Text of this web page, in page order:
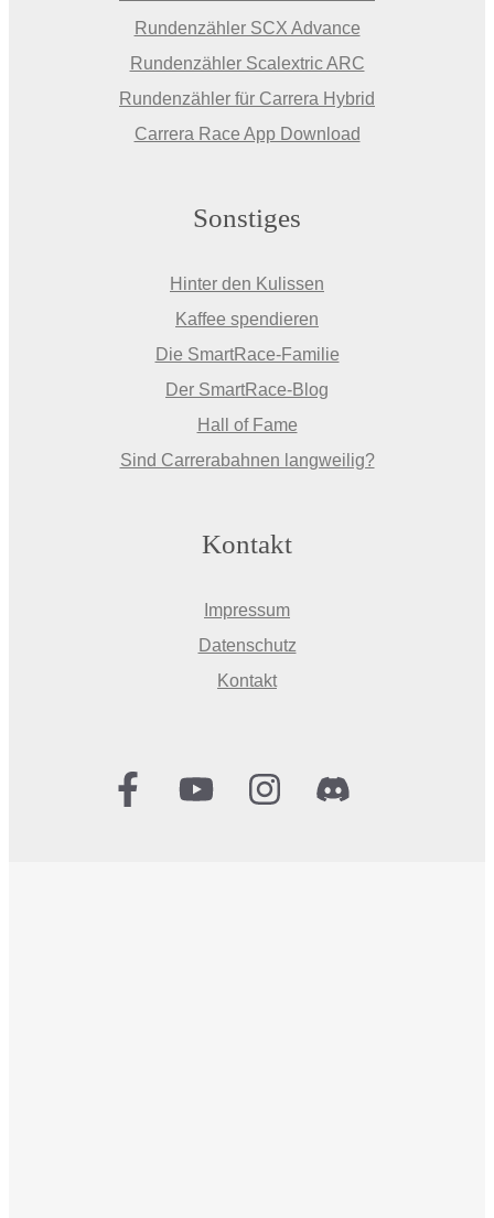
Rundenzähler SCX Advance
Rundenzähler Scalextric ARC
Rundenzähler für Carrera Hybrid
Carrera Race App Download
Sonstiges
Hinter den Kulissen
Kaffee spendieren
Die SmartRace-Familie
Der SmartRace-Blog
Hall of Fame
Sind Carrerabahnen langweilig?
Kontakt
Impressum
Datenschutz
Kontakt